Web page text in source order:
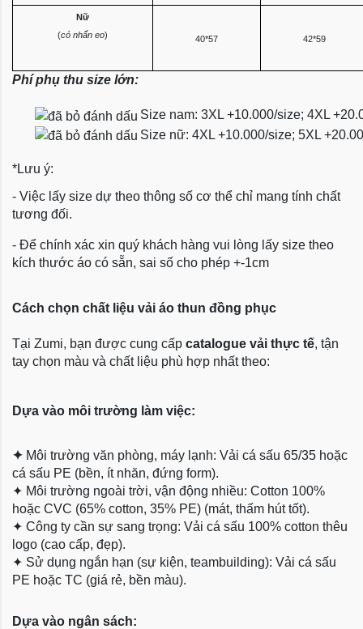
Nữ
40*57 42*59
(có nhấn eo)
Phí phụ thu size lớn:
Size nam: 3XL +10.000/size; 4XL
Size nữ: 4XL +10.000/size; 5XL
*Lưu ý:
- Việc lấy size dự theo thông số cơ thể chỉ mang tính chất
tương đối.
- Để chính xác xin quý khách hàng vui lòng lấy size theo
kích thước áo có sẵn, sai số cho phép +-1cm
Cách chọn chất liệu vải áo thun đồng phục
Tại Zumi, bạn được cung cấp catalogue vải thực tế, tận
tay chọn màu và chất liệu phù hợp nhất theo:
Dựa vào môi trường làm việc:
✦ Môi trường văn phòng, máy lạnh: Vải cá sấu 65/35 hoặc
cá sấu PE (bền, ít nhăn, đứng form).
✦ Môi trường ngoài trời, vận động nhiều: Cotton 100%
hoặc CVC (65% cotton, 35% PE) (mát, thấm hút tốt).
✦ Công ty cần sự sang trọng: Vải cá sấu 100% cotton thêu
logo (cao cấp, đẹp).
✦ Sử dụng ngắn hạn (sự kiện, teambuilding): Vải cá sấu
PE hoặc TC (giá rẻ, bền màu).
Dựa vào ngân sách: